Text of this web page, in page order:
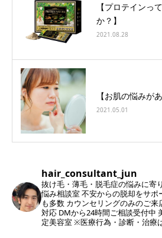
【プロテインっ
か？】
2021.08.28
【お肌の悩みが
2021.05.01
hair_consultant_jun
抜け毛・薄毛・脱毛症の悩みに寄
悩み相談室不安からの脱却をサポ
も多数 カウンセリングのみのご来
対応 DMから24時間ご相談受付中
定美容室※医療行為・診断・治療